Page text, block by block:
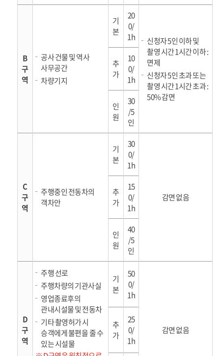
B
구
역
공사 건물 및 역사
사무공간
차량기지
기
본
20
0/
1h
신청자 5인 이하 및
촬영 시간 1시간 이하 :
면제
신청자 5인 초과 또는
촬영 시간 1시간 초과 :
50% 감면
추
가
10
0/
1h
인
원
30
/5
인
C
구
역
주행중인 전동차의
객차안
기
본
30
0/
1h
감면 없음
추
가
15
0/
1h
인
원
40
/5
인
D
구
역
주행 선로
주행차량의 기관사실
영업종료후의
관내시설물 및 전동차
기타 촬영허가 시
승객에게 불편을 줄 수
있는 시설물
기
본
50
0/
1h
감면 없음
추
가
25
0/
1h